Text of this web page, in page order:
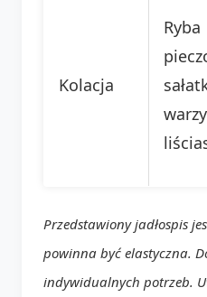
Kolacja
Ryba
Przedstawiony jadłospis
powinna być elastyczna.
indywidualnych potrzeb.